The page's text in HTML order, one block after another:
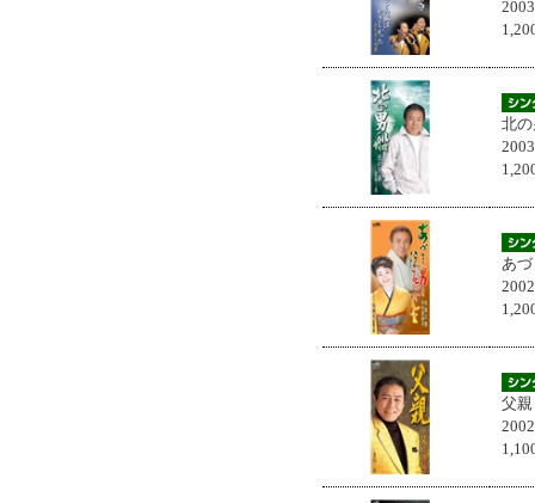
北
あ
父